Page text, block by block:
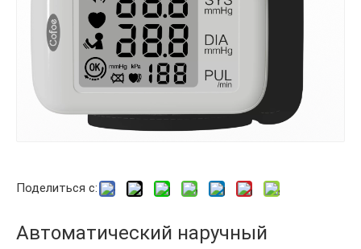
Поделиться с:
Автоматический наручный